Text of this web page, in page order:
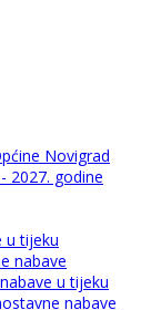
Novigrad
2027. godine
u tijeku
nabave
u tijeku
nabave